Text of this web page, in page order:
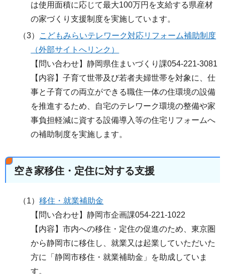
は使用面積に応じて最大100万円を支給する県産材
の家づくり支援制度を実施しています。
（3）
こどもみらいテレワーク対応リフォーム補助制度
（外部サイトへリンク）
【問い合わせ】静岡県住まいづくり課054-221-3081
【内容】子育て世帯及び若者夫婦世帯を対象に、仕
事と子育ての両立ができる職住一体の住環境の設備
を推進するため、自宅のテレワーク環境の整備や家
事負担軽減に資する設備導入等の住宅リフォームへ
の補助制度を実施します。
空き家移住・定住に対する支援
（1）移住・就業補助金
【問い合わせ】静岡市企画課054-221-1022
【内容】市内への移住・定住の促進のため、東京圏
から静岡市に移住し、就業又は起業していただいた
方に「静岡市移住・就業補助金」を助成していま
す。